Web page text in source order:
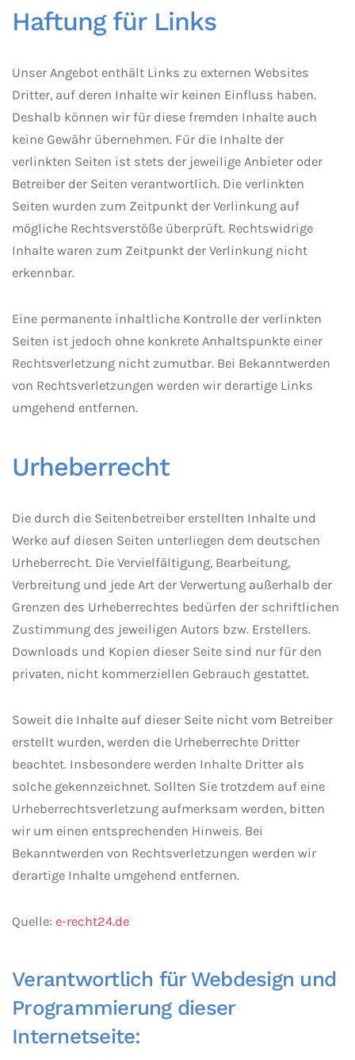
Haftung für Links
Unser Angebot enthält Links zu externen Websites
Dritter, auf deren Inhalte wir keinen Einfluss haben.
Deshalb können wir für diese fremden Inhalte auch
keine Gewähr übernehmen. Für die Inhalte der
verlinkten Seiten ist stets der jeweilige Anbieter oder
Betreiber der Seiten verantwortlich. Die verlinkten
Seiten wurden zum Zeitpunkt der Verlinkung auf
mögliche Rechtsverstöße überprüft. Rechtswidrige
Inhalte waren zum Zeitpunkt der Verlinkung nicht
erkennbar.
Eine permanente inhaltliche Kontrolle der verlinkten
Seiten ist jedoch ohne konkrete Anhaltspunkte einer
Rechtsverletzung nicht zumutbar. Bei Bekanntwerden
von Rechtsverletzungen werden wir derartige Links
umgehend entfernen.
Urheberrecht
Die durch die Seitenbetreiber erstellten Inhalte und
Werke auf diesen Seiten unterliegen dem deutschen
Urheberrecht. Die Vervielfältigung, Bearbeitung,
Verbreitung und jede Art der Verwertung außerhalb der
Grenzen des Urheberrechtes bedürfen der schriftlichen
Zustimmung des jeweiligen Autors bzw. Erstellers.
Downloads und Kopien dieser Seite sind nur für den
privaten, nicht kommerziellen Gebrauch gestattet.
Soweit die Inhalte auf dieser Seite nicht vom Betreiber
erstellt wurden, werden die Urheberrechte Dritter
beachtet. Insbesondere werden Inhalte Dritter als
solche gekennzeichnet. Sollten Sie trotzdem auf eine
Urheberrechtsverletzung aufmerksam werden, bitten
wir um einen entsprechenden Hinweis. Bei
Bekanntwerden von Rechtsverletzungen werden wir
derartige Inhalte umgehend entfernen.
Quelle: e-recht24.de
Verantwortlich für Webdesign und
Programmierung dieser
Internetseite: